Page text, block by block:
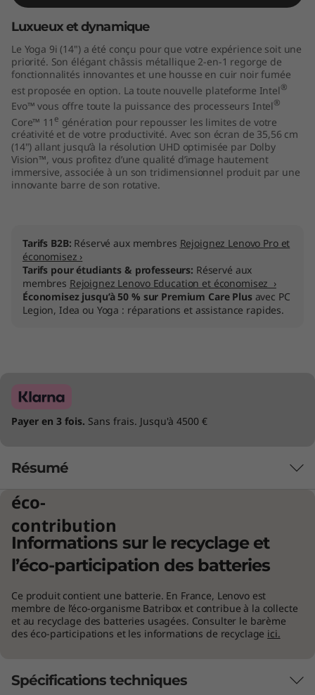
Luxueux et dynamique
Le Yoga 9i (14") a été conçu pour que votre expérience soit une
priorité. Son élégant châssis métallique 2-en-1 regorge de
fonctionnalités innovantes et une housse en cuir noir fumée
est proposée en option. La toute nouvelle plateforme Intel®
Evo™ vous offre toute la puissance des processeurs Intel®
Core™ 11 e génération pour repousser les limites de votre
créativité et de votre productivité. Avec son écran de 35,56 cm
(14") allant jusqu’à la résolution UHD optimisée par Dolby
Vision™, vous profitez d’une qualité d’image hautement
immersive, associée à un son tridimensionnel produit par une
innovante barre de son rotative.
Tarifs B2B: Réservé aux membres Rejoignez Lenovo Pro et
économisez ›
Tarifs pour étudiants & professeurs: Réservé aux
membres Rejoignez Lenovo Education et économisez ›
Économisez jusqu’à 50 % sur Premium Care Plusavec PC
Legion, Idea ou Yoga : réparations et assistance rapides.
Payer en 3 fois. Sans frais. Jusqu'à 4500 €
Résumé
La liberté du Yoga
et impatients aussi. Incroyablement ambitieux
éco-
contribution
Informations sur le recyclage et
l’éco-participation des batteries
Ce produit contient une batterie. En France, Lenovo est
membre de l’éco-organisme Batribox et contribue à la collecte
et au recyclage des batteries usagées. Consulter le barème
des éco-participations et les informations de recyclage ici.
Spécifications techniques